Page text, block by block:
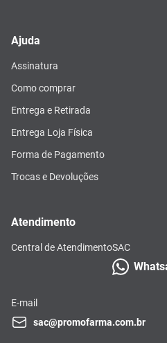
Ajuda
Assinatura
Como comprar
Entrega e Retirada
Entrega Loja Física
Forma de Pagamento
Trocas e Devoluções
Atendimento
Central de AtendimentoSAC
E-mail
sac@promofarma.com.br